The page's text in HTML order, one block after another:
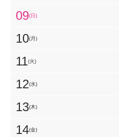
09(日)
10(月)
11(火)
12(水)
13(木)
14(金)